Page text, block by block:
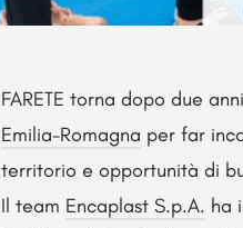
FARETE torna dopo due
Emilia-Romagna per far
territorio e opportunità di
Il team Encaplast S.p.A. ha